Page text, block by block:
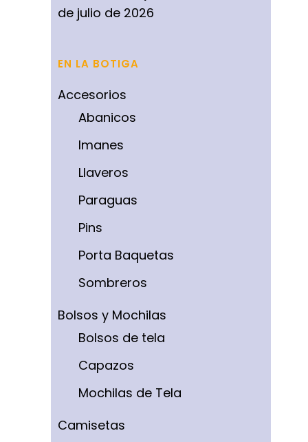
de julio de 2026
EN LA BOTIGA
Accesorios
Abanicos
Imanes
Llaveros
Paraguas
Pins
Porta Baquetas
Sombreros
Bolsos y Mochilas
Bolsos de tela
Capazos
Mochilas de Tela
Camisetas